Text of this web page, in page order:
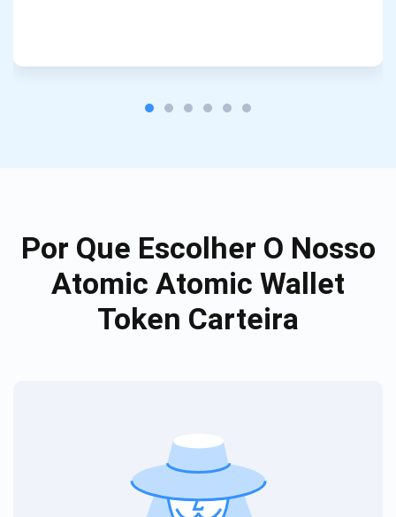
Por Que Escolher O Nosso
Atomic Atomic Wallet
Token Carteira